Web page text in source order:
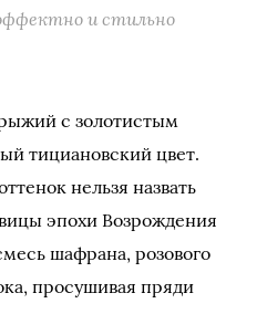
и стильно
с золотистым
тициановский цвет.
нельзя назвать
эпохи Возрождения
шафрана, розового
просушивая пряди